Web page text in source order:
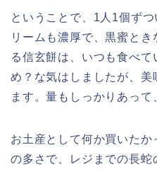
ということで、1人1個ず
リームも濃厚で、黒蜜と
る信玄餅は、いつも食べ
め？な気はしましたが、美
ます。量もしっかりあって
お土産として何か買いたか
の多さで、レジまでの長蛇